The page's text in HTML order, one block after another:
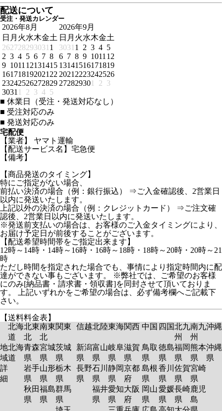
配送について
受注・発送カレンダー
2026年8月
日 月 火水木金土
262728293031 1
2 3 4 5 6 7 8
9 1011 12131415
161718192021 22
23242526272829
3031 1 2 3 4 5
2026年9月
日 月 火水木金土
3031 1 2 3 4 5
6 7 8 9 1011 12
13141516171819
2021 2223242526
272829301 2 3
■ 休業日（受注・発送対応なし）
■ 受注対応のみ
■ 発送対応のみ
宅配便
【業者】 ヤマト運輸
【配送サービス名】宅急便
【備考】
【商品発送のタイミング】
特にご指定がない場合、
前払い決済の場合（例：銀行振込） ⇒ご入金確認後、2営業日
以内に発送いたします。
上記以外の決済の場合（例：クレジットカード） ⇒ご注文確
認後、2営業日以内に発送いたします。
※発送前支払いの場合は、お客様のご入金タイミングにより、
お届け予定日が前後することがございます。
【配送希望時間帯をご指定出来ます】
12時～14時・14時～16時・16時～18時・18時～20時・20時～21
時
ただし時間を指定された場合でも、事情により指定時間内に配
達ができない事もございます。 ※弊社では、ご希望のお客様
にのみ[納品書・請求書・領収書]を同封させて頂いておりま
す。 上記いずれかをご希望の場合は、必ず備考欄へご記載下
さい。
【送料料金表】
北海
道
北東
北
南東
北
関東 信越北陸東海関西 中国 四国北九
州
南九
州
沖縄
地
域
詳
細
北海
道
青森
県
岩手
県
秋田
県
宮城
県
山形
県
福島
県
茨城
県
栃木
県
群馬
県
新潟
県
長野
県
富山
県
石川
県
福井
県
岐阜
県
静岡
県
愛知
県
滋賀
県
京都
府
大阪
府
鳥取
県
島根
県
岡山
県
徳島
県
香川
県
愛媛
県
福岡
県
佐賀
県
長崎
県
熊本
県
宮崎
県
鹿児
島
沖縄
県